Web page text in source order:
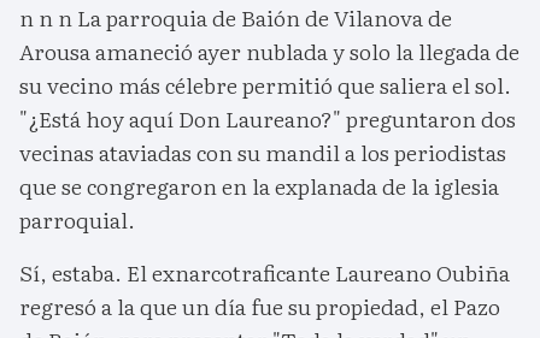
n n n La parroquia de Baión de Vilanova de
Arousa amaneció ayer nublada y solo la llegada de
su vecino más célebre permitió que saliera el sol.
"¿Está hoy aquí Don Laureano?" preguntaron dos
vecinas ataviadas con su mandil a los periodistas
que se congregaron en la explanada de la iglesia
parroquial.
Sí, estaba. El exnarcotraficante Laureano Oubiña
regresó a la que un día fue su propiedad, el Pazo